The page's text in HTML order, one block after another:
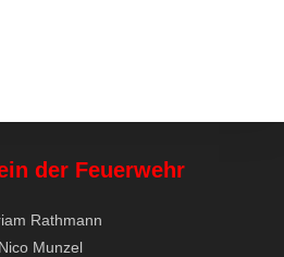
der Feuerwehr
Rathmann
Nico Munzel